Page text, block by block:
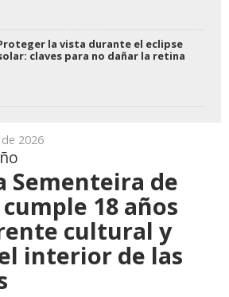
la vista durante el eclipse
claves para no dañar la retina
2026
Sementeira de
18 años
cultural y
interior de las